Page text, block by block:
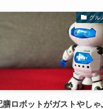
グル
膳ロボットがガストやしゃ